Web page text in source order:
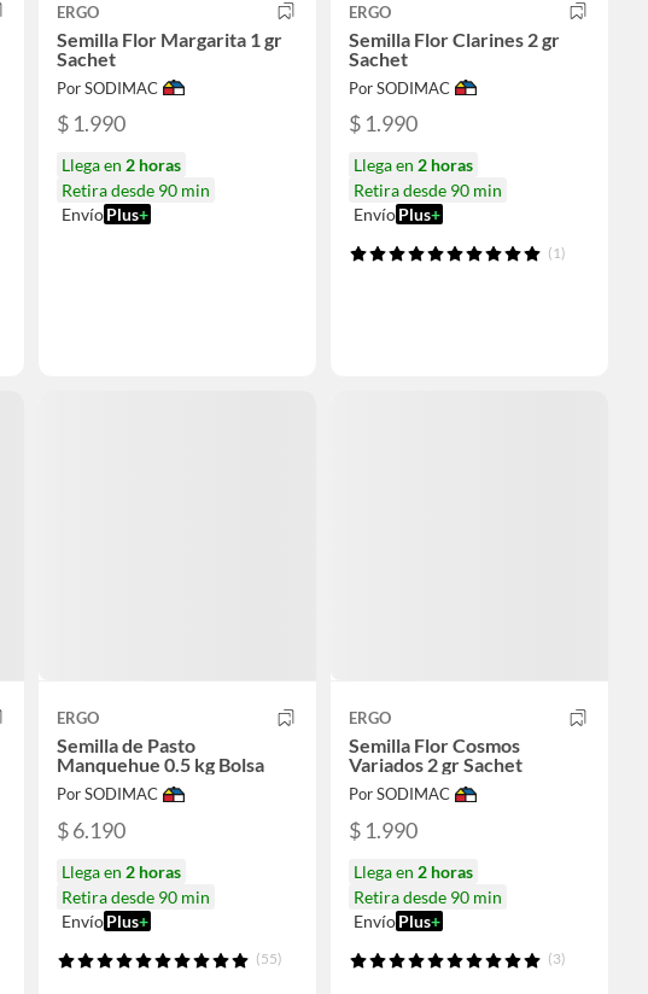
ERGO
Semilla Flor Margarita 1 gr
Sachet
Por SODIMAC
$ 1.990
Llega en 2 horas
Retira desde 90 min
EnvíoPlus+
ERGO
Semilla Flor Clarines 2 gr
Sachet
Por SODIMAC
$ 1.990
Llega en 2 horas
Retira desde 90 min
EnvíoPlus+
(1)
ERGO
Semilla de Pasto
Manquehue 0.5 kg Bolsa
Por SODIMAC
$ 6.190
Llega en 2 horas
Retira desde 90 min
EnvíoPlus+
(55)
ERGO
Semilla Flor Cosmos
Variados 2 gr Sachet
Por SODIMAC
$ 1.990
Llega en 2 horas
Retira desde 90 min
EnvíoPlus+
(3)